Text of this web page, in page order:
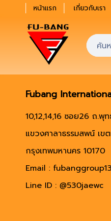
หน้าแรก เกี่ยวกับเรา
Fubang
10,12,14,16 ซอย26 ถ.
แขวงศาลาธรรมสพน์ เข
กรุงเทพมหานคร 10170
Email :
Line ID : @530jaewc